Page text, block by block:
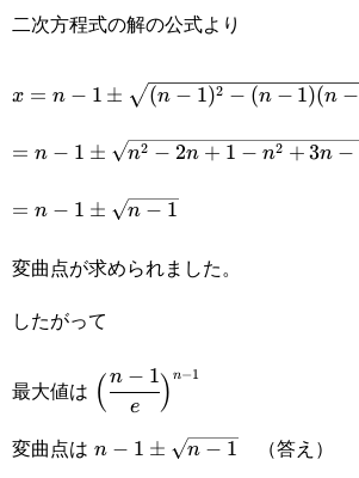
(n-1)
二次方程式の解の公式より
1)^2-(n-1)(n-
2)}
x = n − 1 ± (n − 1)2 − (n − 1)(n −
2n+1-n^2+3n-
2}
= n − 1 ± n2 − 2n + 1 − n2 + 3n −
1}
= n − 1 ± n − 1
変曲点が求められました。
したがって
最大値は \Big(\cfrac{n-
1}
{e}\Big)^{n-
( e
n − 1) n−1
変曲点は n − 1 ± n − 1（答え）